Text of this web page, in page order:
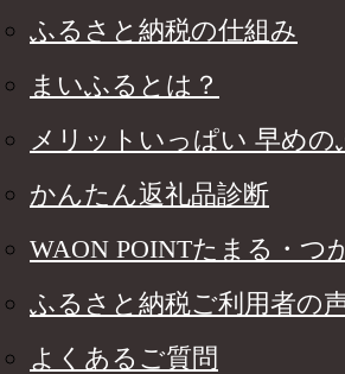
ふるさと納税の仕組み
まいふるとは？
メリットいっぱい 早め
かんたん返礼品診断
WAON POINTたまる・つ
ふるさと納税ご利用者の
よくあるご質問